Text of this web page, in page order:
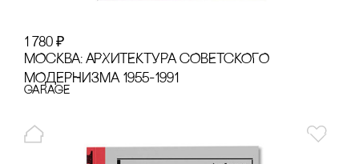
1 780 ₽
МОсКВА: АРХИТЕКТУРА сОВЕТсКОГО
МОДЕРНИЗМА 1955-1991
GARAGE